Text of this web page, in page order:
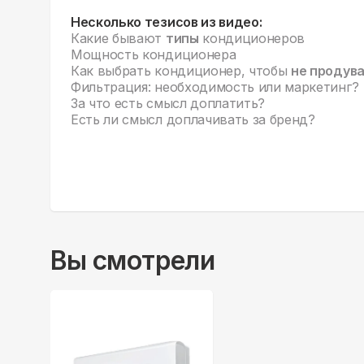
Несколько тезисов из видео:
Какие бывают типы кондиционеров
Мощность кондиционера
Как выбрать кондиционер, чтобы не
Фильтрация: необходимость или маркетинг?
За что есть смысл доплатить?
Есть ли смысл доплачивать за бренд?
Вы смотрели